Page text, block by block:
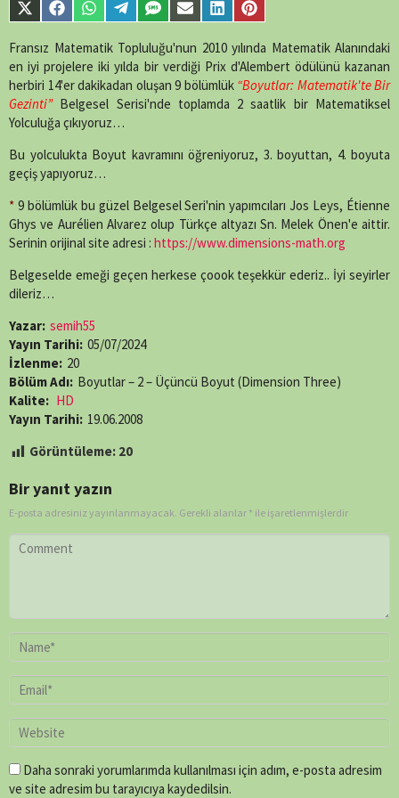
parts/content-
episode.phpon
line 89
Share
on
X
(Twitter)
Share
on
Facebook
Share
on
WhatsApp
Share
on
Telegram
Share
on
SMS
Share
on
Email
Share
on
LinkedIn
Share
on
Pinterest
Fransız Matematik Topluluğu'nun 2010 yılında Matematik Alanındaki
en iyi projelere iki yılda bir verdiği Prix d'Alembert ödülünü kazanan
herbiri 14'er dakikadan oluşan 9 bölümlük “Boyutlar: Matematik'te Bir
Gezinti” Belgesel Serisi'nde toplamda 2 saatlik bir Matematiksel
Yolculuğa çıkıyoruz…
Bu yolculukta Boyut kavramını öğreniyoruz, 3. boyuttan, 4. boyuta
geçiş yapıyoruz…
* 9 bölümlük bu güzel Belgesel Seri'nin yapımcıları Jos Leys, Étienne
Ghys ve Aurélien Alvarez olup Türkçe altyazı Sn. Melek Önen'e aittir.
Serinin orijinal site adresi : https://www.dimensions-math.org
Belgeselde emeği geçen herkese çoook teşekkür ederiz.. İyi seyirler
dileriz…
Yazar: semih55
Yayın Tarihi: 05/07/2024
İzlenme: 20
Bölüm Adı: Boyutlar – 2 – Üçüncü Boyut (Dimension Three)
Kalite: HD
Yayın Tarihi: 19.06.2008
Görüntüleme: 20
Bir yanıt yazın
E-posta adresiniz yayınlanmayacak. Gerekli alanlar * ile işaretlenmişlerdir
Daha sonraki yorumlarımda kullanılması için adım, e-posta adresim
ve site adresim bu tarayıcıya kaydedilsin.